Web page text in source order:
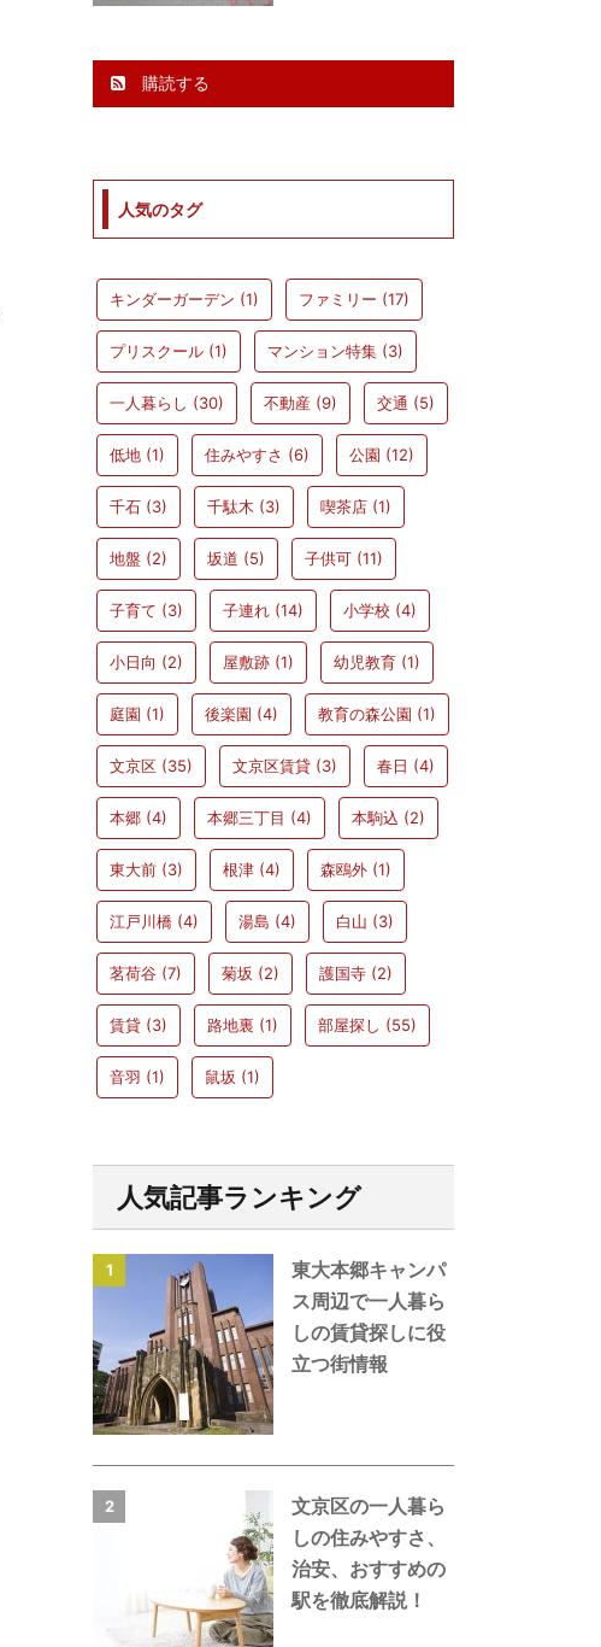
購読する
人気のタグ
キンダーガーデン (1) ファミリー (17)
プリスクール (1) マンション特集 (3)
一人暮らし (30) 不動産 (9) 交通 (5)
低地 (1) 住みやすさ (6) 公園 (12)
千石 (3) 千駄木 (3) 喫茶店 (1)
地盤 (2) 坂道 (5) 子供可 (11)
子育て (3) 子連れ (14) 小学校 (4)
小日向 (2) 屋敷跡 (1) 幼児教育 (1)
庭園 (1) 後楽園 (4) 教育の森公園 (1)
文京区 (35) 文京区賃貸 (3) 春日 (4)
本郷 (4) 本郷三丁目 (4) 本駒込 (2)
東大前 (3) 根津 (4) 森鴎外 (1)
江戸川橋 (4) 湯島 (4) 白山 (3)
茗荷谷 (7) 菊坂 (2) 護国寺 (2)
賃貸 (3) 路地裏 (1) 部屋探し (55)
音羽 (1) 鼠坂 (1)
人気記事ランキング
1
東大本郷キャンパ
ス周辺で一人暮ら
しの賃貸探しに役
立つ街情報
2
文京区の一人暮ら
しの住みやすさ、
治安、おすすめの
駅を徹底解説！